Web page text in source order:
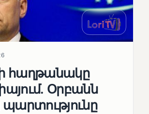
հաղթանակը
Օրբանն
պարտությունը